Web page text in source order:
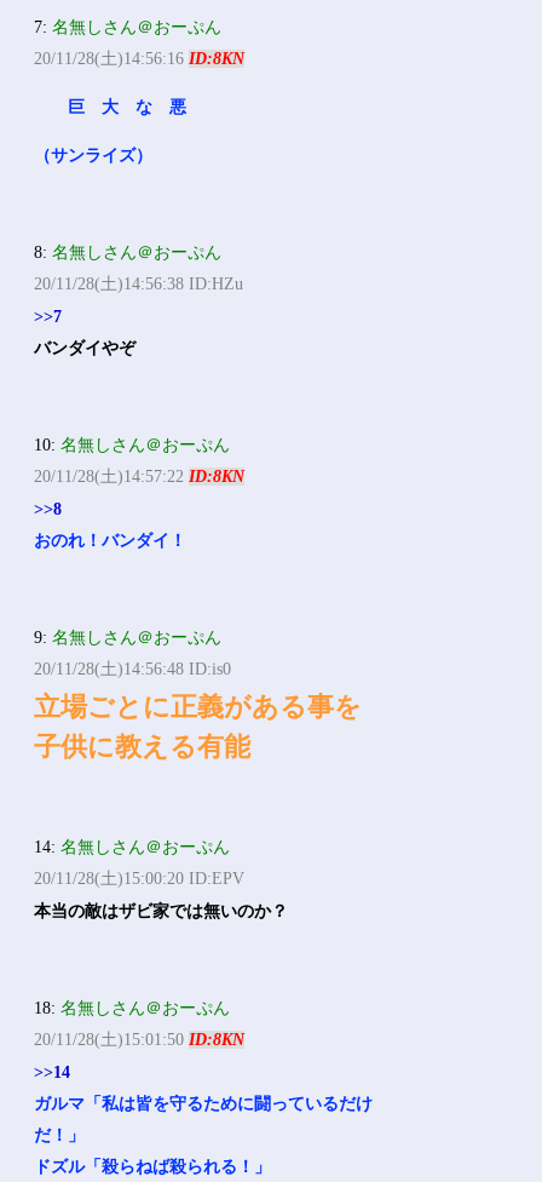
7:名無しさん＠おーぷん
20/11/28(土)14:56:16ID:8KN
巨 大 な 悪
（サンライズ）
8:名無しさん＠おーぷん
20/11/28(土)14:56:38 ID:HZu
>>7
バンダイやぞ
10:名無しさん＠おーぷん
20/11/28(土)14:57:22ID:8KN
>>8
おのれ！バンダイ！
9:名無しさん＠おーぷん
20/11/28(土)14:56:48 ID:is0
立場ごとに正義がある事を
子供に教える有能
14:名無しさん＠おーぷん
20/11/28(土)15:00:20 ID:EPV
本当の敵はザビ家では無いのか？
18:名無しさん＠おーぷん
20/11/28(土)15:01:50ID:8KN
>>14
ガルマ「私は皆を守るために闘っているだけ
だ！」
ドズル「殺らねば殺られる！」